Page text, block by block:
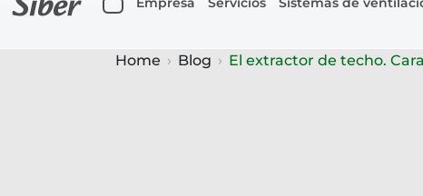
Home Blog El extractor de techo.